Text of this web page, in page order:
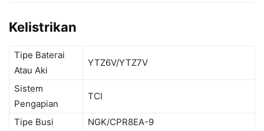
Kelistrikan
Tipe Baterai
Atau Aki
YTZ6V/YTZ7V
Sistem
Pengapian
TCI
Tipe Busi NGK/CPR8EA-9